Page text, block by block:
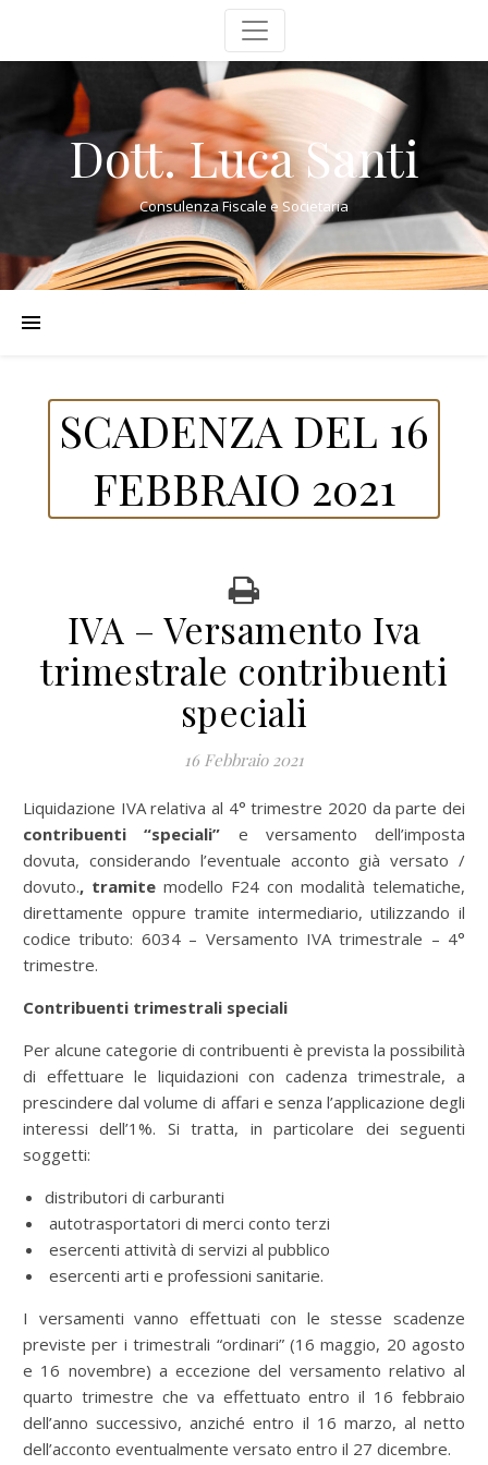
Dott. Luca Santi
Consulenza Fiscale e Societaria
SCADENZA DEL 16
FEBBRAIO 2021
IVA – Versamento Iva
trimestrale contribuenti
speciali
16 Febbraio 2021
Liquidazione IVA relativa al 4° trimestre 2020 da parte dei
contribuenti “speciali” e versamento dell’imposta
dovuta, considerando l’eventuale acconto già versato /
dovuto., tramite modello F24 con modalità telematiche,
direttamente oppure tramite intermediario, utilizzando il
codice tributo: 6034 – Versamento IVA trimestrale – 4°
trimestre.
Contribuenti trimestrali speciali
Per alcune categorie di contribuenti è prevista la possibilità
di effettuare le liquidazioni con cadenza trimestrale, a
prescindere dal volume di affari e senza l’applicazione degli
interessi dell’1%. Si tratta, in particolare dei seguenti
soggetti:
distributori di carburanti
autotrasportatori di merci conto terzi
esercenti attività di servizi al pubblico
esercenti arti e professioni sanitarie.
I versamenti vanno effettuati con le stesse scadenze
previste per i trimestrali “ordinari” (16 maggio, 20 agosto
e 16 novembre) a eccezione del versamento relativo al
quarto trimestre che va effettuato entro il 16 febbraio
dell’anno successivo, anziché entro il 16 marzo, al netto
dell’acconto eventualmente versato entro il 27 dicembre.